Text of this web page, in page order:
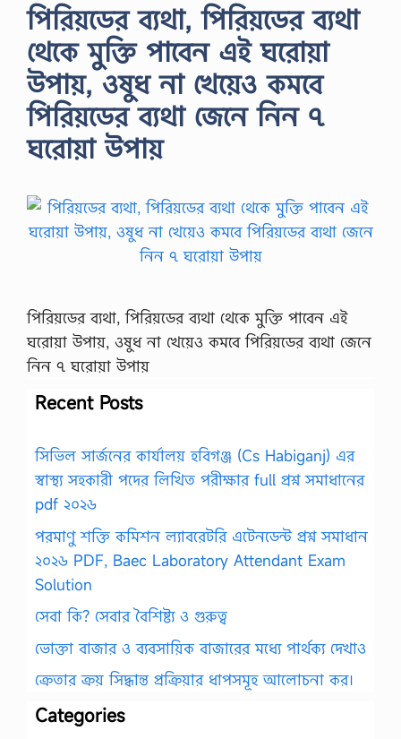
পিরিয়ডের ব্যথা, পিরিয়ডের ব্যথা
থেকে মুক্তি পাবেন এই ঘরোয়া
উপায়, ওষুধ না খেয়েও কমবে
পিরিয়ডের ব্যথা জেনে নিন ৭
ঘরোয়া উপায়
পিরিয়ডের ব্যথা, পিরিয়ডের ব্যথা থেকে মুক্তি পাবেন এই
ঘরোয়া উপায়, ওষুধ না খেয়েও কমবে পিরিয়ডের ব্যথা জেনে
নিন ৭ ঘরোয়া উপায়
Recent Posts
সিভিল সার্জনের কার্যালয় হবিগঞ্জ (Cs Habiganj) এর
স্বাস্থ্য সহকারী পদের লিখিত পরীক্ষার full প্রশ্ন সমাধানের
pdf ২০২৬
পরমাণু শক্তি কমিশন ল্যাবরেটরি এটেনডেন্ট প্রশ্ন সমাধান
২০২৬ PDF, Baec Laboratory Attendant Exam
Solution
সেবা কি? সেবার বৈশিষ্ট্য ও গুরুত্ব
ভোক্তা বাজার ও ব্যবসায়িক বাজারের মধ্যে পার্থক্য দেখাও
ক্রেতার ক্রয় সিদ্ধান্ত প্রক্রিয়ার ধাপসমূহ আলোচনা কর।
Categories